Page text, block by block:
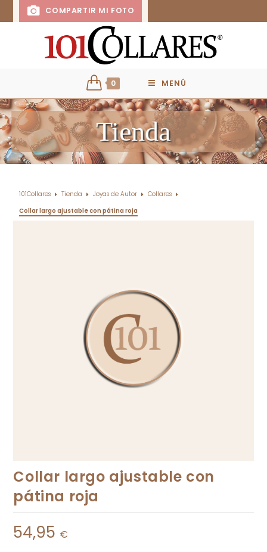
COMPARTIR MI FOTO
0 MENÚ
Tienda
101Collares Tienda Joyas de Autor
Collares
Collar largo ajustable con pátina roja
Collar largo ajustable con
pátina roja
54,95 €